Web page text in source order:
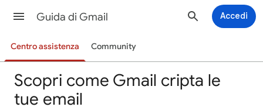
Guida di Gmail Accedi
Centro assistenza Community
Scopri come Gmail cripta le
tue email